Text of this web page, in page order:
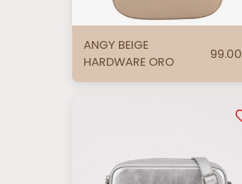
ANGY BEIGE
HARDWARE ORO
99.00